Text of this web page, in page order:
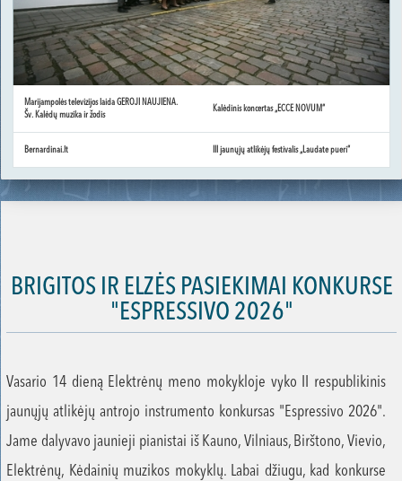
Marijampolės televizijos laida GEROJI NAUJIENA.
Šv. Kalėdų muzika ir žodis
Kalėdinis koncertas „ECCE NOVUM“
Bernardinai.lt III jaunųjų atlikėjų festivalis „Laudate pueri“
BRIGITOS IR ELZĖS PASIEKIMAI KONKURSE
"ESPRESSIVO 2026"
Vasario 14 dieną Elektrėnų meno mokykloje vyko II respublikinis
jaunųjų atlikėjų antrojo instrumento konkursas "Espressivo 2026".
Jame dalyvavo jaunieji pianistai iš Kauno, Vilniaus, Birštono, Vievio,
Elektrėnų, Kėdainių muzikos mokyklų. Labai džiugu, kad konkurse